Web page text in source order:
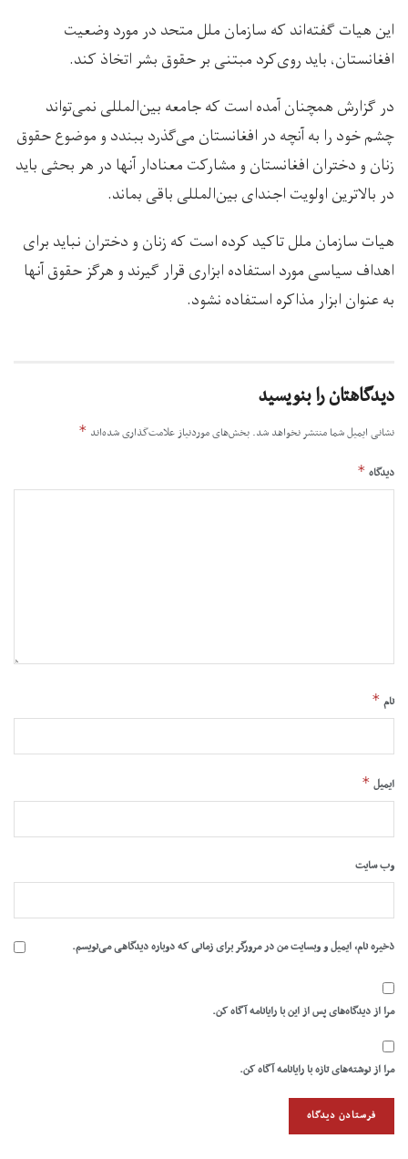
این هیات گفته‌اند که سازمان ملل متحد در مورد وضعیت
افغانستان، باید روی‌کرد مبتنی بر حقوق بشر اتخاذ کند.
در گزارش همچنان آمده است که جامعه بین‌المللی نمی‌تواند
چشم خود را به آنچه در افغانستان می‌گذرد ببندد و موضوع حقوق
زنان و دختران افغانستان و مشارکت معنادار آنها در هر بحثی باید
در بالاترین اولویت اجندای بین‌المللی باقی بماند.
هیات سازمان ملل تاکید کرده است که زنان و دختران نباید برای
اهداف سیاسی مورد استفاده ابزاری قرار گیرند و هرگز حقوق آنها
به عنوان ابزار مذاکره استفاده نشود.
دیدگاهتان را بنویسید
نشانی ایمیل شما منتشر نخواهد شد. بخش‌های موردنیاز علامت‌گذاری شده‌اند *
دیدگاه *
نام *
ایمیل *
وب‌ سایت
ذخیره نام، ایمیل و وبسایت من در مرورگر برای زمانی که دوباره دیدگاهی می‌نویسم.
مرا از دیدگاه‌های پس از این با رایانامه آگاه کن.
مرا از نوشته‌های تازه با رایانامه آگاه کن.